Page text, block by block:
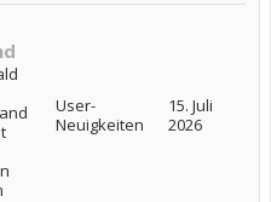
User-
Neuigkeiten
15. Juli
2026